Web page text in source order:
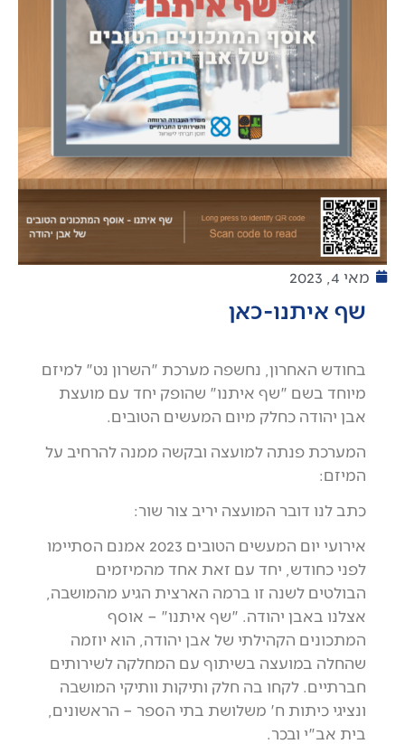
מאי 4, 2023
שף איתנו-כאן
בחודש האחרון, נחשפה מערכת "השרון נט" למיזם
מיוחד בשם "שף איתנו" שהופק יחד עם מועצת
אבן יהודה כחלק מיום המעשים הטובים.
המערכת פנתה למועצה ובקשה ממנה להרחיב על
המיזם:
כתב לנו דובר המועצה יריב צור שור:
אירועי יום המעשים הטובים 2023 אמנם הסתיימו
לפני כחודש, יחד עם זאת אחד מהמיזמים
הבולטים לשנה זו ברמה הארצית הגיע מהמושבה,
אצלנו באבן יהודה. "שף איתנו" – אוסף
המתכונים הקהילתי של אבן יהודה, הוא יוזמה
שהחלה במועצה בשיתוף עם המחלקה לשירותים
חברתיים. לקחו בה חלק ותיקות וותיקי המושבה
ונציגי כיתות ח' משלושת בתי הספר – הראשונים,
בית אב"י ובכר.